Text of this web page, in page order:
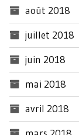
août 2018
juillet 2018
juin 2018
mai 2018
avril 2018